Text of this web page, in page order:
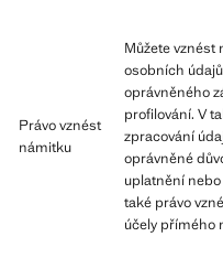
Právo vznést
námitku
Můžete vznést
osobních
oprávněného
profilování. V
zpracování
oprávněné
uplatnění
také právo
účely přímého